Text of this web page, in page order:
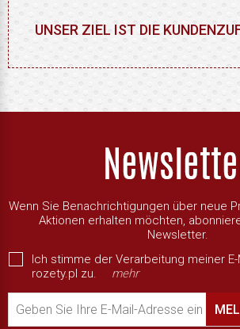
UNSER ZIEL IST DIE
Wenn Sie Benachrichtigungen über neue
Aktionen erhalten möchten,
Newsletter.
Ich stimme der Verarbeitung meiner
rozety.pl zu.
mehr
Geben Sie Ihre E-Mail-Adresse ein